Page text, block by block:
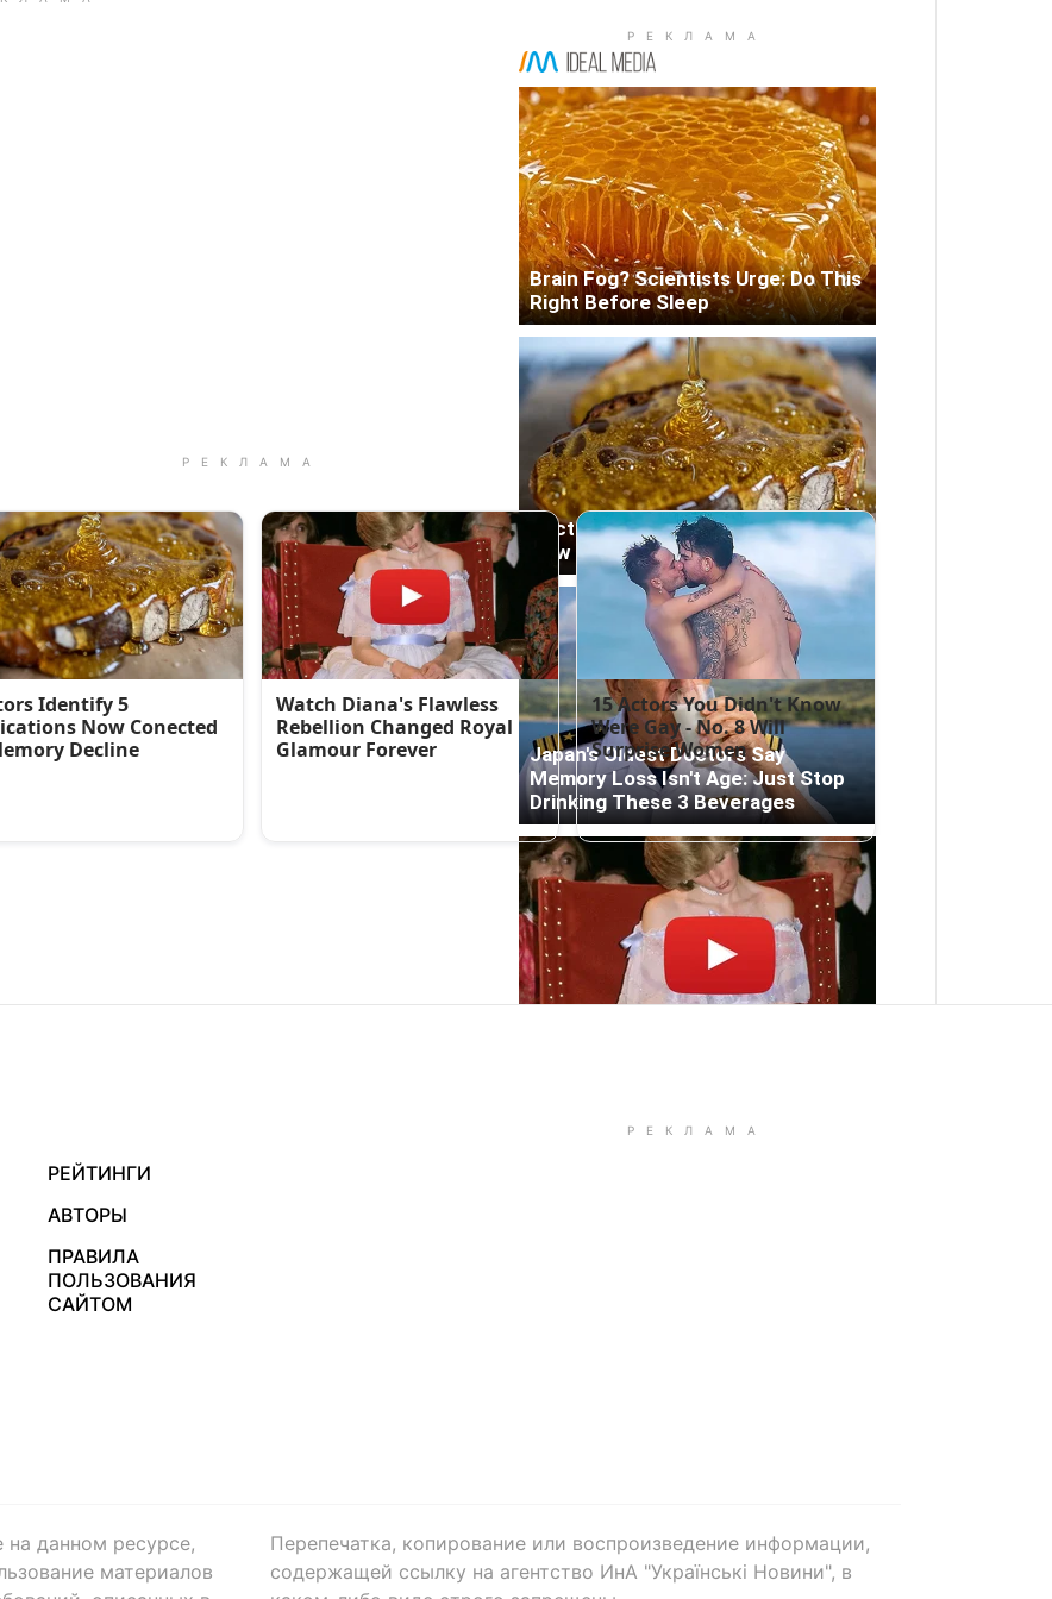
РЕЙТИНГИ
АВТОРЫ
ПРАВИЛА
ПОЛЬЗОВАНИЯ
САЙТОМ
на данном ресурсе,
материалов
Перепечатка, копирование или воспроизведение информации,
содержащей ссылку на агентство ИнА "Українські Новини", в